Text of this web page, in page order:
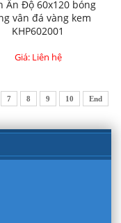
Ấn Độ 60x120 bóng
vân đá vàng kem
KHP602001
Giá: Liên hệ
7 8 9 10 End